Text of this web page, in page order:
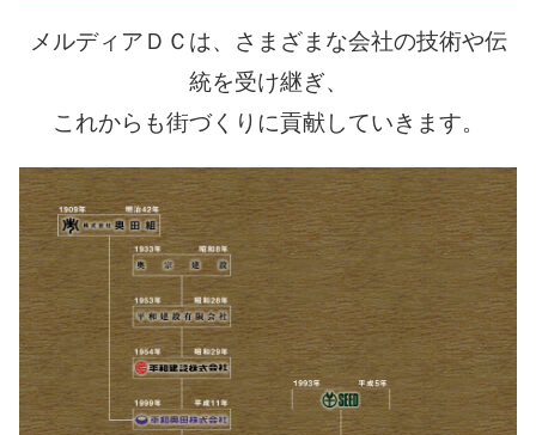
メルディアＤＣは、さまざまな会社の技術や伝
統を受け継ぎ、
これからも街づくりに貢献していきます。